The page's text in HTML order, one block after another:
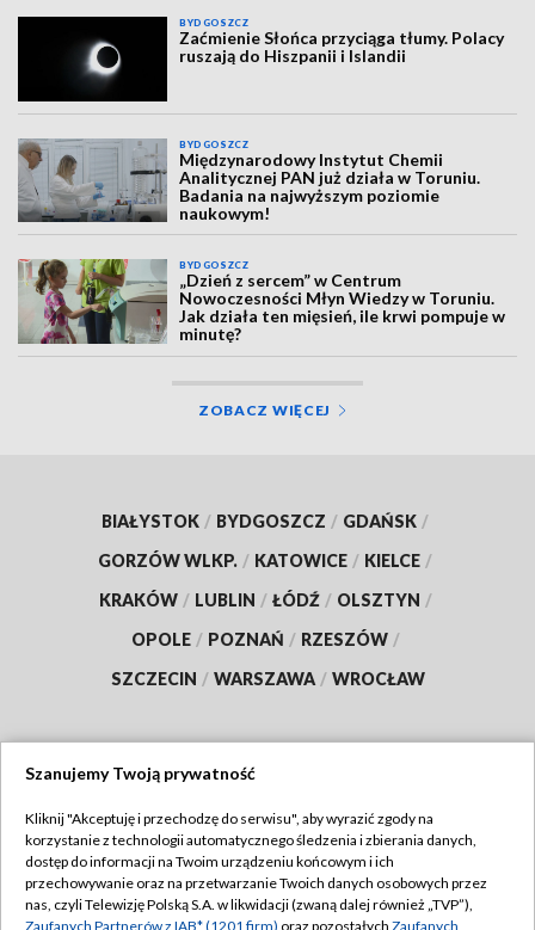
BYDGOSZCZ
Zaćmienie Słońca przyciąga tłumy. Polacy
ruszają do Hiszpanii i Islandii
BYDGOSZCZ
Międzynarodowy Instytut Chemii
Analitycznej PAN już działa w Toruniu.
Badania na najwyższym poziomie
naukowym!
BYDGOSZCZ
„Dzień z sercem” w Centrum
Nowoczesności Młyn Wiedzy w Toruniu.
Jak działa ten mięsień, ile krwi pompuje w
minutę?
ZOBACZ WIĘCEJ
BIAŁYSTOK / BYDGOSZCZ / GDAŃSK /
GORZÓW WLKP. / KATOWICE / KIELCE /
KRAKÓW / LUBLIN / ŁÓDŹ / OLSZTYN /
OPOLE / POZNAŃ / RZESZÓW /
SZCZECIN / WARSZAWA / WROCŁAW
TVP
Abonament TVP
Emisja w TVP
Regulamin TVP
Szanujemy Twoją prywatność
Kliknij "Akceptuję i przechodzę do serwisu", aby wyrazić zgody na
korzystanie z technologii automatycznego śledzenia i zbierania danych,
dostęp do informacji na Twoim urządzeniu końcowym i ich
przechowywanie oraz na przetwarzanie Twoich danych osobowych przez
nas, czyli Telewizję Polską S.A. w likwidacji (zwaną dalej również „TVP”),
Zaufanych Partnerów z IAB* (1201 firm) oraz pozostałych Zaufanych